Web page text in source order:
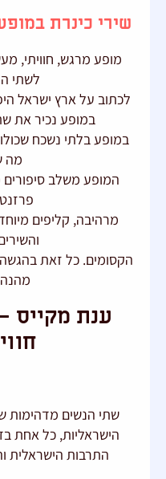
שירי כינרת
מופע מרגש, חוויתי,
לשתי
לכתוב על ארץ ישראל
במופע נכיר את
במופע בלתי נשכח שכולו
מה
המופע משלב סיפורים
מרהיבה, קליפים
הקסומים. כל זאת בהגשה
מהנה
ענת מקייס
שתי הנשים מדהימות
הישראליות, כל אחת
התרבות הישראלית